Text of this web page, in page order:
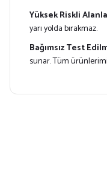
Yüksek Riskli
yarı yolda bırakmaz.
Bağımsız Test
sunar. Tüm